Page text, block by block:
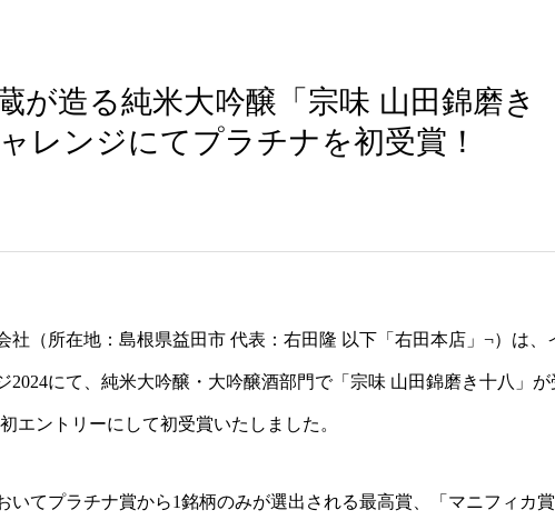
が造る純米大吟醸「宗味 山田錦磨き
レンジにてプラチナを初受賞！
（所在地：島根県益田市 代表：右田隆 以下「右田本店」¬）は、
にて、純米大吟醸・大吟醸酒部門で「宗味 山田錦磨き十八」が
エントリーにして初受賞いたしました。
いてプラチナ賞から1銘柄のみが選出される最高賞、「マニフィカ